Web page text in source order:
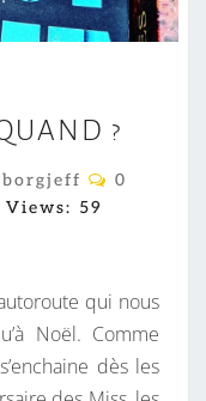
?
C
T
A
I
R
E
0
Views: 59
qui nous
Noël. Comme
dès les